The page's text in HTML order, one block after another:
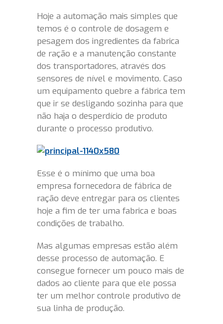
Hoje a automação mais simples que
temos é o controle de dosagem e
pesagem dos ingredientes da fabrica
de ração e a manutenção constante
dos transportadores, através dos
sensores de nível e movimento. Caso
um equipamento quebre a fábrica tem
que ir se desligando sozinha para que
não haja o desperdício de produto
durante o processo produtivo.
Esse é o mínimo que uma boa
empresa fornecedora de fábrica de
ração deve entregar para os clientes
hoje a fim de ter uma fabrica e boas
condições de trabalho.
Mas algumas empresas estão além
desse processo de automação. E
consegue fornecer um pouco mais de
dados ao cliente para que ele possa
ter um melhor controle produtivo de
sua linha de produção.